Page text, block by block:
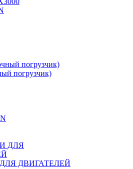
погрузчик)
ДВИГАТЕЛЕЙ